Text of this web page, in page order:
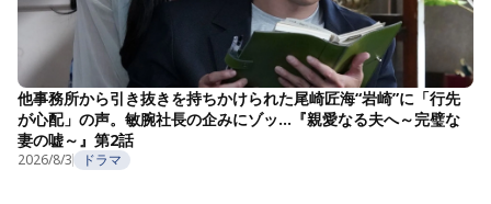
他事務所から引き抜きを持ちかけられた尾崎匠海“岩崎”に「行先
が心配」の声。敏腕社長の企みにゾッ…『親愛なる夫へ～完璧な
妻の嘘～』第2話
2026/8/3 ドラマ